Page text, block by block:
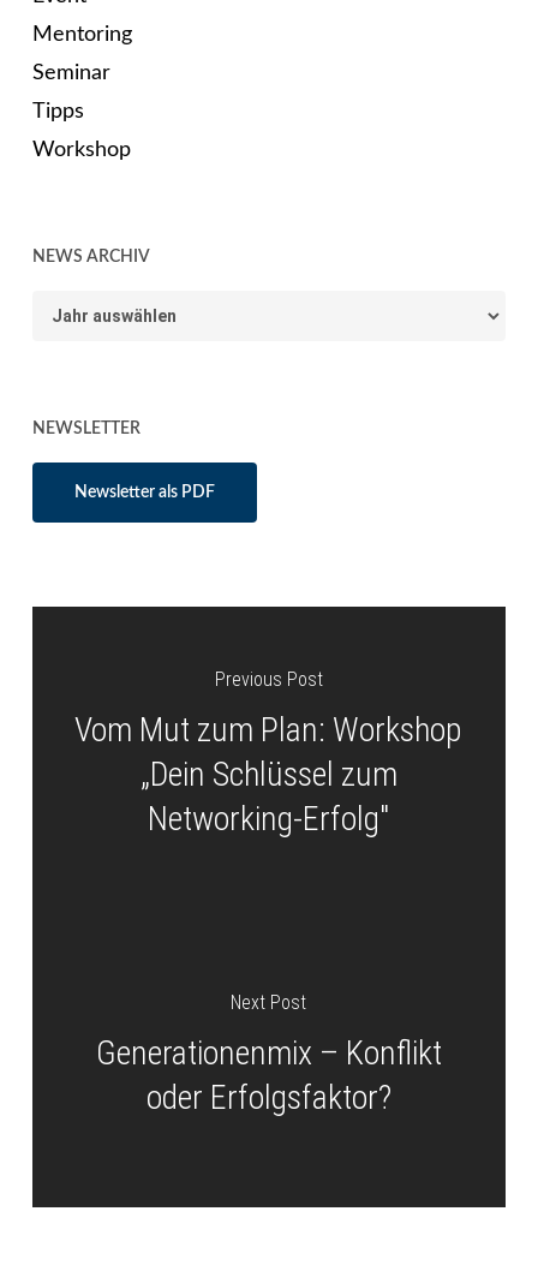
Mentoring
Seminar
Tipps
Workshop
NEWS ARCHIV
News
NEWSLETTER
Newsletter als PDF
Previous Post
Vom Mut zum Plan: Workshop
„Dein Schlüssel zum
Networking-Erfolg"
Next Post
Generationenmix – Konflikt
oder Erfolgsfaktor?